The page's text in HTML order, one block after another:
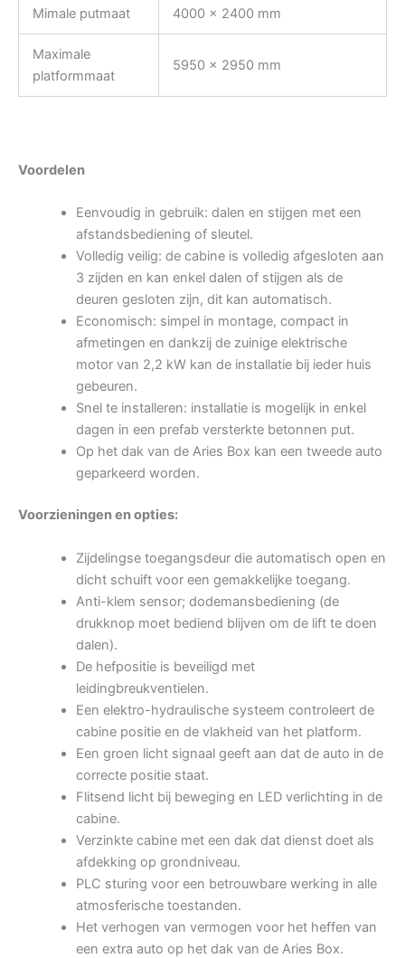
Mimale putmaat 4000 x 2400 mm
Maximale
platformmaat
5950 x 2950 mm
Voordelen
Eenvoudig in gebruik: dalen en stijgen met een
afstandsbediening of sleutel.
Volledig veilig: de cabine is volledig afgesloten aan
3 zijden en kan enkel dalen of stijgen als de
deuren gesloten zijn, dit kan automatisch.
Economisch: simpel in montage, compact in
afmetingen en dankzij de zuinige elektrische
motor van 2,2 kW kan de installatie bij ieder huis
gebeuren.
Snel te installeren: installatie is mogelijk in enkel
dagen in een prefab versterkte betonnen put.
Op het dak van de Aries Box kan een tweede auto
geparkeerd worden.
Voorzieningen en opties:
Zijdelingse toegangsdeur die automatisch open en
dicht schuift voor een gemakkelijke toegang.
Anti-klem sensor; dodemansbediening (de
drukknop moet bediend blijven om de lift te doen
dalen).
De hefpositie is beveiligd met
leidingbreukventielen.
Een elektro-hydraulische systeem controleert de
cabine positie en de vlakheid van het platform.
Een groen licht signaal geeft aan dat de auto in de
correcte positie staat.
Flitsend licht bij beweging en LED verlichting in de
cabine.
Verzinkte cabine met een dak dat dienst doet als
afdekking op grondniveau.
PLC sturing voor een betrouwbare werking in alle
atmosferische toestanden.
Het verhogen van vermogen voor het heffen van
een extra auto op het dak van de Aries Box.